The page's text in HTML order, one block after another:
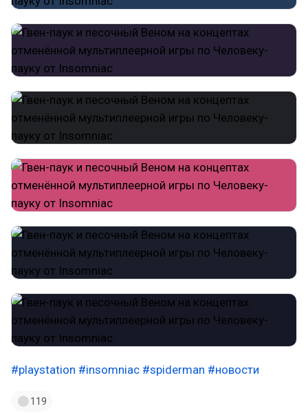
#playstation #insomniac #spiderman #новости
119